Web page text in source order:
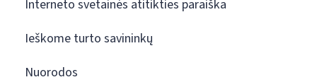
Interneto svetainės atitikties paraiška
Ieškome turto savininkų
Nuorodos